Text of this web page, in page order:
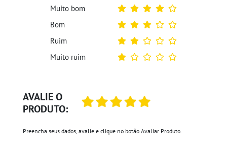
AVALIE O
PRODUTO:
Preencha seus dados, avalie e clique no botão Avaliar Produto.
Muito bom
Bom
Ruim
Muito ruim